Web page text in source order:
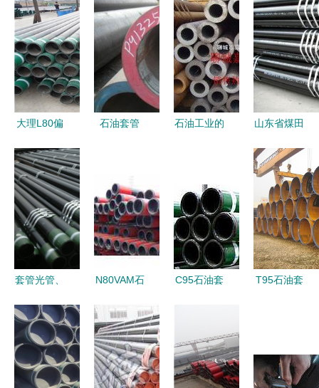
造与库存优
势 外加厚
114.3×6.35
及弯管产品
详解
供应、批
发、价格与
弯管资源一
站式解析
用 以
339.7×9.65mm
与
177.8×8.05mm
为例
安装要求与
弯管处理要
点
大理L80偏
管弯管的应
用特性与工
艺要求
石油套管
盐山正航的
专业供应
石油工业的
管、专用管
与无缝钢管
解析
山东省煤田
具厂 石油
套管与无缝
钢管的专业
制造者
套管光管、
套管与专业
无缝钢管厂
家的深度解
N80VAM石
障及时交货
与合理价格
的关键要素
C95石油套
性、市场行
情与优质供
T95石油套
管的分类与